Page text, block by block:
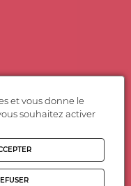
et vous donne le
souhaitez activer